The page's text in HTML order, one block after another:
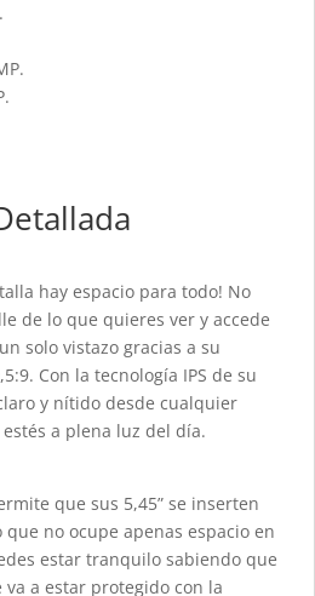
hay espacio para todo! No
de lo que quieres ver y accede
solo vistazo gracias a su
Con la tecnología IPS de su
y nítido desde cualquier
a plena luz del día.
que sus 5,45” se inserten
no ocupe apenas espacio en
estar tranquilo sabiendo que
a estar protegido con la